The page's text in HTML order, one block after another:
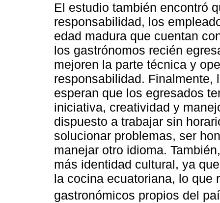
El estudio también encontró
responsabilidad, los
edad madura que cuentan
los gastrónomos recién
mejoren la parte técnica y
responsabilidad. Finalmente,
esperan que los egresados
iniciativa, creatividad y
dispuesto a trabajar sin
solucionar problemas, ser
manejar otro idioma.
más identidad cultural, ya
la cocina ecuatoriana, lo que
gastronómicos propios del